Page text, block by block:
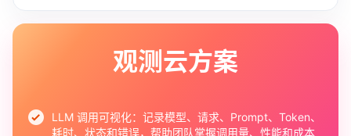
观测云方案
LLM 调用可视化： 记录模型、请求、Prompt、Token、
耗时、状态和错误，帮助团队掌握调用量、性能和成本